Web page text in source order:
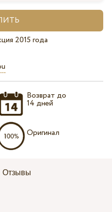
2015 года
Возврат до
14 дней
Оригинал
Отзывы